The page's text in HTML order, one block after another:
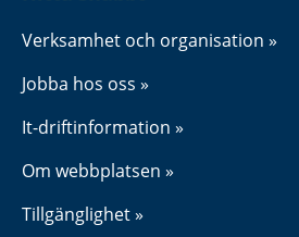
Verksamhet och organisation
Jobba hos oss
It-driftinformation
Om webbplatsen
Tillgänglighet